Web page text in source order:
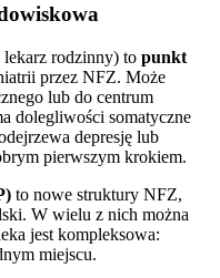
lekarz rodzinny) to punkt
przez NFZ. Może
lub do centrum
dolegliwości somatyczne
depresję lub
pierwszym krokiem.
to nowe struktury NFZ,
W wielu z nich można
jest kompleksowa:
miejscu.